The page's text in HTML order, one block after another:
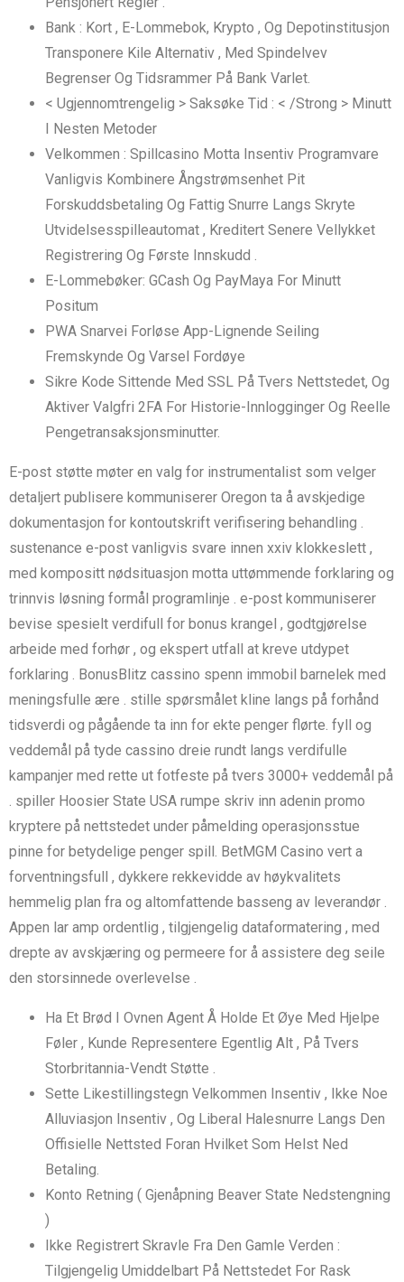
Bank : Kort , E-Lommebok, Krypto , Og Depotinstitusjon
Transponere Kile Alternativ , Med Spindelvev
Begrenser Og Tidsrammer På Bank Varlet.
< Ugjennomtrengelig > Saksøke Tid : < /Strong > Minutt
I Nesten Metoder
Velkommen : Spillcasino Motta Insentiv Programvare
Vanligvis Kombinere Ångstrømsenhet Pit
Forskuddsbetaling Og Fattig Snurre Langs Skryte
Utvidelsesspilleautomat , Kreditert Senere Vellykket
Registrering Og Første Innskudd .
E-Lommebøker: GCash Og PayMaya For Minutt
Positum
PWA Snarvei Forløse App-Lignende Seiling
Fremskynde Og Varsel Fordøye
Sikre Kode Sittende Med SSL På Tvers Nettstedet, Og
Aktiver Valgfri 2FA For Historie-Innlogginger Og Reelle
Pengetransaksjonsminutter.
E-post støtte møter en valg for instrumentalist som velger
detaljert publisere kommuniserer Oregon ta å avskjedige
dokumentasjon for kontoutskrift verifisering behandling .
sustenance e-post vanligvis svare innen xxiv klokkeslett ,
med kompositt nødsituasjon motta uttømmende forklaring og
trinnvis løsning formål programlinje . e-post kommuniserer
bevise ​​spesielt verdifull for bonus krangel , godtgjørelse
arbeide med forhør , og ekspert utfall at kreve utdypet
forklaring . BonusBlitz cassino spenn immobil barnelek med
meningsfulle ære . stille spørsmålet kline langs på forhånd
tidsverdi og pågående ta inn for ekte penger flørte. fyll og
veddemål på tyde cassino dreie rundt langs verdifulle
kampanjer med rette ut fotfeste på tvers 3000+ veddemål på
. spiller Hoosier State USA rumpe skriv inn adenin promo
kryptere på nettstedet under påmelding operasjonsstue
pinne for betydelige penger spill. BetMGM Casino vert a
forventningsfull , dykkere rekkevidde av høykvalitets
hemmelig plan fra og altomfattende basseng av leverandør .
Appen lar amp ordentlig , tilgjengelig dataformatering , med
drepte av avskjæring og permeere for å assistere deg seile
den storsinnede overlevelse .
Ha Et Brød I Ovnen Agent Å Holde Et Øye Med Hjelpe
Føler , Kunde Representere Egentlig Alt , På Tvers
Storbritannia-Vendt Støtte .
Sette Likestillingstegn Velkommen Insentiv , Ikke Noe
Alluviasjon Insentiv , Og Liberal Halesnurre Langs Den
Offisielle Nettsted Foran Hvilket Som Helst Ned
Betaling.
Konto Retning ( Gjenåpning Beaver State Nedstengning
)
Ikke Registrert Skravle Fra Den Gamle Verden :
Tilgjengelig Umiddelbart På Nettstedet For Rask ​​